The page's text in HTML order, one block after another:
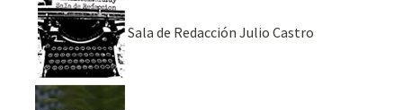
Sala de Redacción Julio Castro